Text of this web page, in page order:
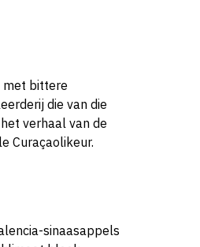
met bittere
die van die
verhaal van de
Curaçaolikeur.
sinaasappels